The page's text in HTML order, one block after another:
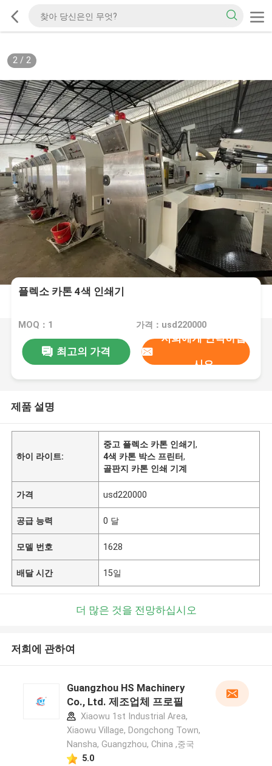
2/ 2
플렉소 카톤 4색 인쇄기
MOQ：1 가격：usd220000
최고의 가격
저희에게 연락하십
시오
제품 설명
하이 라이트:
중고 플렉소 카톤 인쇄기,
4색 카톤 박스 프린터,
골판지 카톤 인쇄 기계
가격 usd220000
공급 능력 0 달
모델 번호 1628
배달 시간 15일
더 많은 것을 전망하십시오
저희에 관하여
Guangzhou HS Machinery
Co., Ltd. 제조업체 프로필
Xiaowu 1st Industrial Area,
Xiaowu Village, Dongchong Town,
Nansha, Guangzhou, China ,중국
5.0